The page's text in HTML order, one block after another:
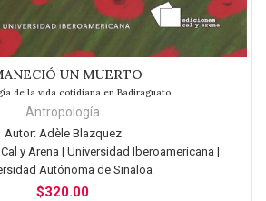
UN MUERTO
de la vida cotidiana en Badiraguato
Antropología
Autor:Adèle Blazquez
Cal y Arena | Universidad Iberoamericana |
Autónoma de Sinaloa
$320.00